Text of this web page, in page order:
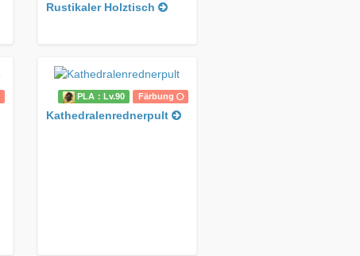
Rustikaler Holztisch
PLA：Lv.90 Färbung
Kathedralenrednerpult